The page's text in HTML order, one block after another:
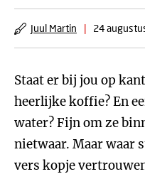
Juul Martin | 24
Staat er bij jou op
heerlijke koffie? En
water? Fijn om ze
nietwaar. Maar waar
vers kopje